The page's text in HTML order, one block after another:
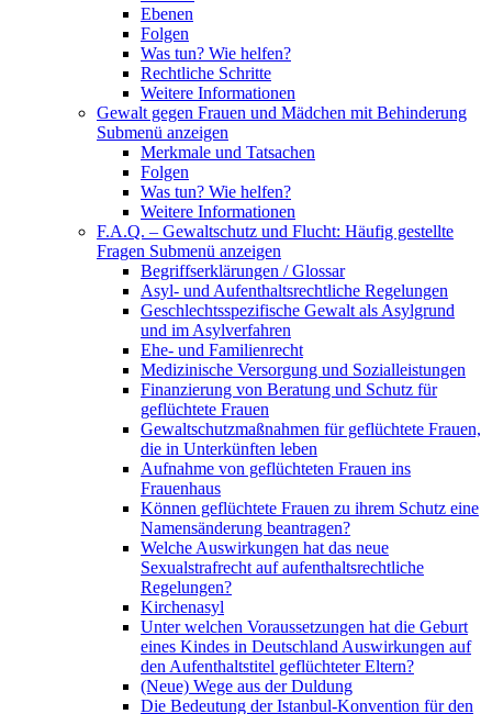
Ebenen
Folgen
Was tun? Wie helfen?
Rechtliche Schritte
Weitere Informationen
Gewalt gegen Frauen und Mädchen mit Behinderung
Submenü anzeigen
Merkmale und Tatsachen
Folgen
Was tun? Wie helfen?
Weitere Informationen
F.A.Q. – Gewaltschutz und Flucht: Häufig gestellte
Fragen Submenü anzeigen
Begriffserklärungen / Glossar
Asyl- und Aufenthaltsrechtliche Regelungen
Geschlechtsspezifische Gewalt als Asylgrund
und im Asylverfahren
Ehe- und Familienrecht
Medizinische Versorgung und Sozialleistungen
Finanzierung von Beratung und Schutz für
geflüchtete Frauen
Gewaltschutzmaßnahmen für geflüchtete Frauen,
die in Unterkünften leben
Aufnahme von geflüchteten Frauen ins
Frauenhaus
Können geflüchtete Frauen zu ihrem Schutz eine
Namensänderung beantragen?
Welche Auswirkungen hat das neue
Sexualstrafrecht auf aufenthaltsrechtliche
Regelungen?
Kirchenasyl
Unter welchen Voraussetzungen hat die Geburt
eines Kindes in Deutschland Auswirkungen auf
den Aufenthaltstitel geflüchteter Eltern?
(Neue) Wege aus der Duldung
Die Bedeutung der Istanbul-Konvention für den